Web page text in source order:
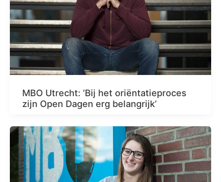
MBO Utrecht: ‘Bij het oriëntatieproces
zijn Open Dagen erg belangrijk’